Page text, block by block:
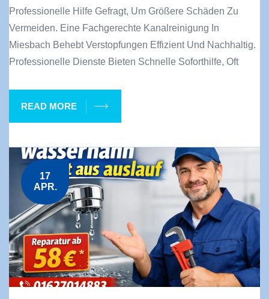
Professionelle Hilfe Gefragt, Um Größere Schäden Zu
Vermeiden. Eine Fachgerechte Kanalreinigung In
Miesbach Behebt Verstopfungen Effizient Und Nachhaltig.
Professionelle Dienste Bieten Schnelle Soforthilfe, Oft
READ MORE
17
APR.